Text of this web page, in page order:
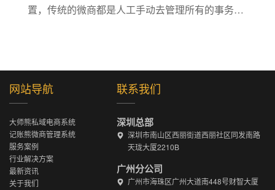
置，传统的微商都是人工手动去管理所有的事务，
网站导航
大师熊私域电商系统
记账熊微商管理系统
服务案例
行业解决方案
最新资讯
关于我们
联系我们
深圳总部
深圳市南山区西丽街道西丽社区同发南路
天珑大厦2210B
广州分公司
广州市海珠区广州大道南448号财智大厦